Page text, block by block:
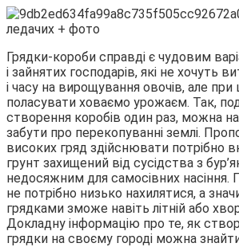
Грядки-короби справді є чудовим
і зайнятих господарів, які не хочуть
і часу на вирощування овочів, але
поласувати ховаємо урожаєм. Так,
створення коробів один раз, можна на
забути про перекопуванні землі.
високих гряд здійснювати потрібно
грунт захищений від сусідства з
недосяжним для самосівних насіння.
не потрібно низько нахилятися, а
грядками зможе навіть літній або
Докладну інформацію про те, як
грядки на своєму городі можна